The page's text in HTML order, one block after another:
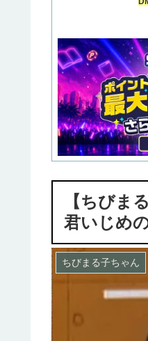
【ちびま
君いじめ
ちびまる子ちゃん